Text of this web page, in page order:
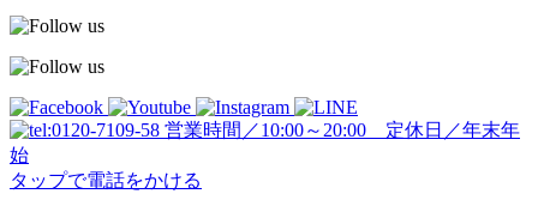
営業時間／10:00～20:00 定休日／年末年
始
タップで電話をかける